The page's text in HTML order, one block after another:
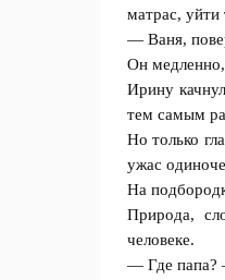
матрас, уйти
— Ваня,
Он медленно,
Ирину
тем самым
Но только
ужас
На
Природа,
человеке.
— Где папа?